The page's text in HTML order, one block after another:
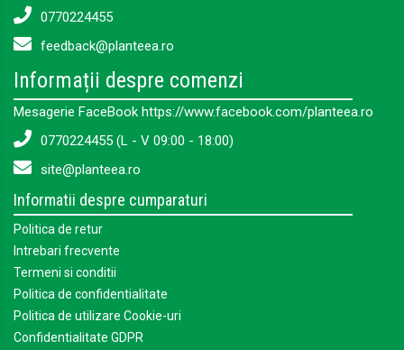
0770224455
feedback@planteea.ro
Informații despre comenzi
Mesagerie FaceBook https://www.facebook.com/planteea.ro
0770224455 (L - V 09:00 - 18:00)
site@planteea.ro
Informatii despre cumparaturi
Politica de retur
Intrebari frecvente
Termeni si conditii
Politica de confidentialitate
Politica de utilizare Cookie-uri
Confidentialitate GDPR